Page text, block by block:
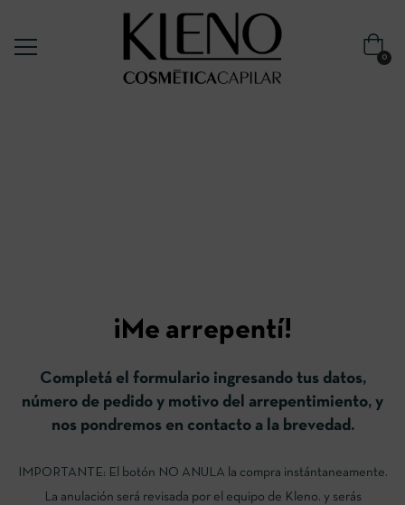
0
¡Me arrepentí!
Completá el formulario ingresando tus datos,
número de pedido y motivo del arrepentimiento, y
nos pondremos en contacto a la brevedad.
IMPORTANTE: El botón NO ANULA la compra instántaneamente.
La anulación será revisada por el equipo de Kleno. y serás